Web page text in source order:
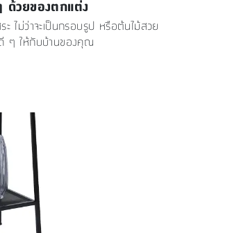
ด้วยของตกแต่ง
ไม่ว่าจะเป็นกรอบรูป หรือต้นไม้สวย
ๆ ให้กับบ้านของคุณ